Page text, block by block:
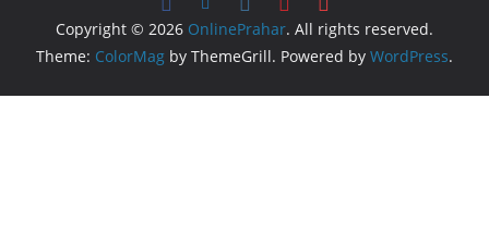
Copyright © 2026 OnlinePrahar. All rights reserved.
Theme: ColorMag by ThemeGrill. Powered by WordPress.